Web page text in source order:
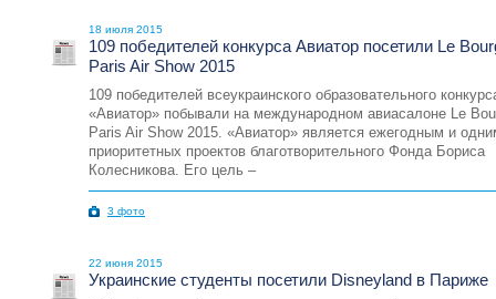
18 июля 2015
109 победителей конкурса Авиатор посетили Le
Paris Air Show 2015
109 победителей всеукраинского образовательного
«Авиатор» побывали на международном авиасалоне Le
Paris Air Show 2015. «Авиатор» является ежегодным и
приоритетных проектов благотворительного Фонда Бориса
Колесникова. Его цель –
3 фото
22 июня 2015
Украинские студенты посетили Disneyland в Париже